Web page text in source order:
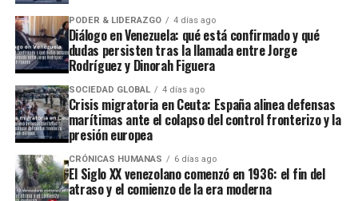
PODER & LIDERAZGO 4 días ago
Diálogo en Venezuela: qué está confirmado y qué
dudas persisten tras la llamada entre Jorge
Rodríguez y Dinorah Figuera
SOCIEDAD GLOBAL 4 días ago
Crisis migratoria en Ceuta: España alinea defensas
marítimas ante el colapso del control fronterizo y la
presión europea
CRÓNICAS HUMANAS 6 días ago
El Siglo XX venezolano comenzó en 1936: el fin del
atraso y el comienzo de la era moderna